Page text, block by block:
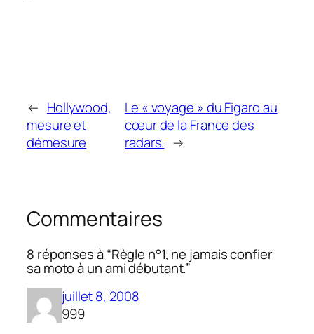
← Hollywood,
mesure et
démesure
Le « voyage » du Figaro au
cœur de la France des
radars. →
Commentaires
8 réponses à “Règle n°1, ne jamais confier
sa moto à un ami débutant.”
juillet 8, 2008
999